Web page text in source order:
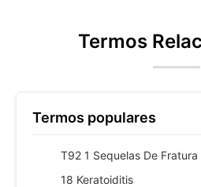
Termos
Termos populares
T92 1 Sequelas De Fratura
18 Keratoiditis